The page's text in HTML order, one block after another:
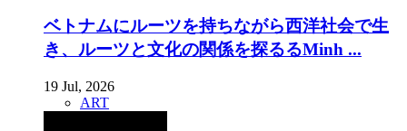
ベトナムにルーツを持ちながら西洋社会で生
き、ルーツと文化の関係を探るるMinh ...
19 Jul, 2026
ART